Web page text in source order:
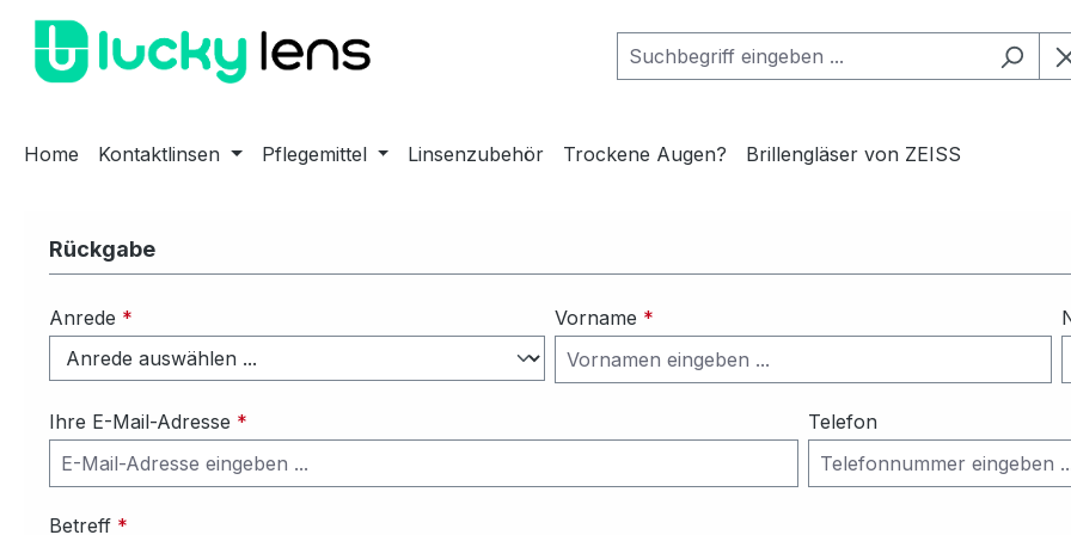
Hauptinhalt springen
Zur Suche springen
Zur Hauptnavigation springen
Home Kontaktlinsen Pflegemittel Linsenzubehör Trockene Augen? Brillengläser von ZEISS
Rückgabe
Anrede * Vorname *
Ihre E-Mail-Adresse * Telefon
Betreff *